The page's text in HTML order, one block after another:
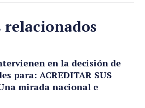
en la decisión de
para: ACREDITAR SUS
mirada nacional e